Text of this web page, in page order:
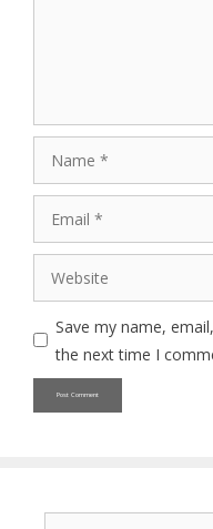
Website
Save my name,
the next time I